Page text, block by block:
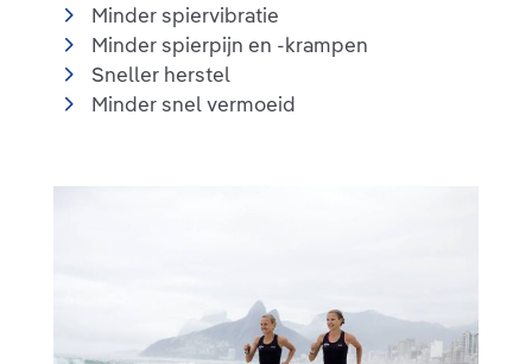
Minder spiervibratie
Minder spierpijn en -krampen
Sneller herstel
Minder snel vermoeid